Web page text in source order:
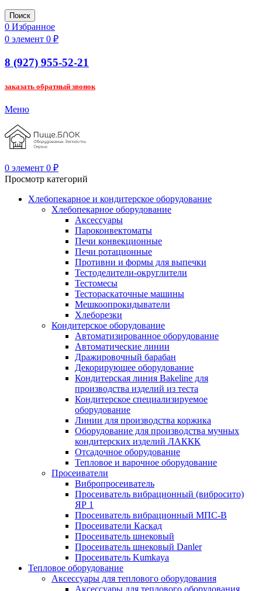
Поиск
0 Избранное
0 элемент 0 ₽
8 (927) 955-52-21
заказать обратный звонок
Меню
0 элемент 0 ₽
Просмотр категорий
Хлебопекарное и кондитерское оборудование
Хлебопекарное оборудование
Аксессуары
Пароконвектоматы
Печи конвекционные
Печи ротационные
Противни и формы для выпечки
Тестоделители-округлители
Тестомесы
Тестораскаточные машины
Мешкоопрокидыватели
Хлеборезки
Кондитерское оборудование
Автоматизированное оборудование
Автоматические линии
Дражировочный барабан
Декорирующее оборудование
Кондитерская линия Bakeline для
производства изделий из теста
Кондитерское специализируемое
оборудование
Линии для производства коржика
Оборудование для производства мучных
кондитерских изделий ЛАККК
Отсадочное оборудование
Тепловое и варочное оборудование
Просеиватели
Вибропросеиватель
Просеиватель вибрационный (вибросито)
ЯР 1
Просеиватель вибрационный МПС-В
Просеиватели Каскад
Просеиватель шнековый
Просеиватель шнековый Danler
Просеиватель Kumkaya
Тепловое оборудование
Аксессуары для теплового оборудования
Аксессуары для теплового оборудования